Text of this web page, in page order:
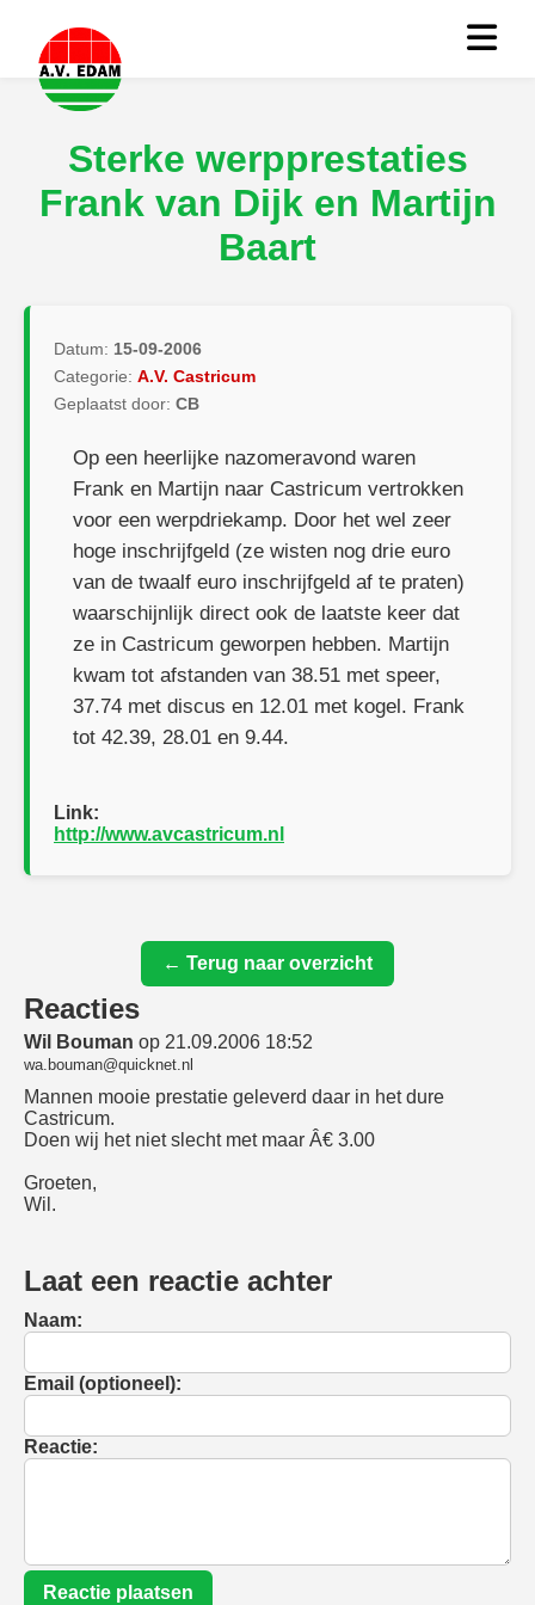
Sterke werpprestaties
Frank van Dijk en Martijn
Baart
Datum: 15-09-2006
Categorie: A.V. Castricum
Geplaatst door: CB
Op een heerlijke nazomeravond waren
Frank en Martijn naar Castricum vertrokken
voor een werpdriekamp. Door het wel zeer
hoge inschrijfgeld (ze wisten nog drie euro
van de twaalf euro inschrijfgeld af te praten)
waarschijnlijk direct ook de laatste keer dat
ze in Castricum geworpen hebben. Martijn
kwam tot afstanden van 38.51 met speer,
37.74 met discus en 12.01 met kogel. Frank
tot 42.39, 28.01 en 9.44.
Link:
http://www.avcastricum.nl
← Terug naar overzicht
Reacties
Wil Bouman op 21.09.2006 18:52
wa.bouman@quicknet.nl
Mannen mooie prestatie geleverd daar in het dure
Castricum.
Doen wij het niet slecht met maar Â€ 3.00
Groeten,
Wil.
Laat een reactie achter
Naam:
Email (optioneel):
Reactie:
Reactie plaatsen